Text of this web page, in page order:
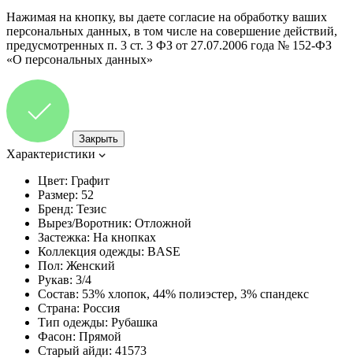
Нажимая на кнопку, вы даете согласие на обработку ваших
персональных данных, в том числе на совершение действий,
предусмотренных п. 3 ст. 3 ФЗ от 27.07.2006 года № 152-ФЗ
«О персональных данных»
Закрыть
Характеристики
Цвет: Графит
Размер: 52
Бренд: Тезис
Вырез/Воротник: Отложной
Застежка: На кнопках
Коллекция одежды: BASE
Пол: Женский
Рукав: 3/4
Состав: 53% хлопок, 44% полиэстер, 3% спандекс
Страна: Россия
Тип одежды: Рубашка
Фасон: Прямой
Старый айди: 41573